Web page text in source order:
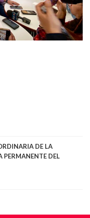
DE LA
DEL